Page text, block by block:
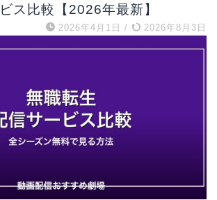
ス比較【2026年最新】
2026年4月1日 / 2026年8月3日